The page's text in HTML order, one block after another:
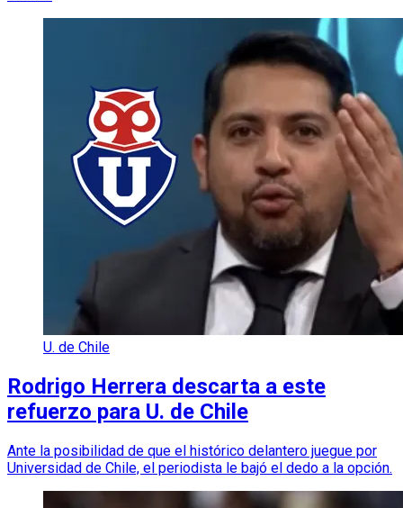
U. de Chile
Rodrigo Herrera descarta a este
refuerzo para U. de Chile
Ante la posibilidad de que el histórico delantero juegue por
Universidad de Chile, el periodista le bajó el dedo a la opción.